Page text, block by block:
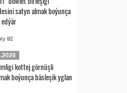
satyn almak boýunça
92
kottej görnüşli
boýunça bäsleşik yglan